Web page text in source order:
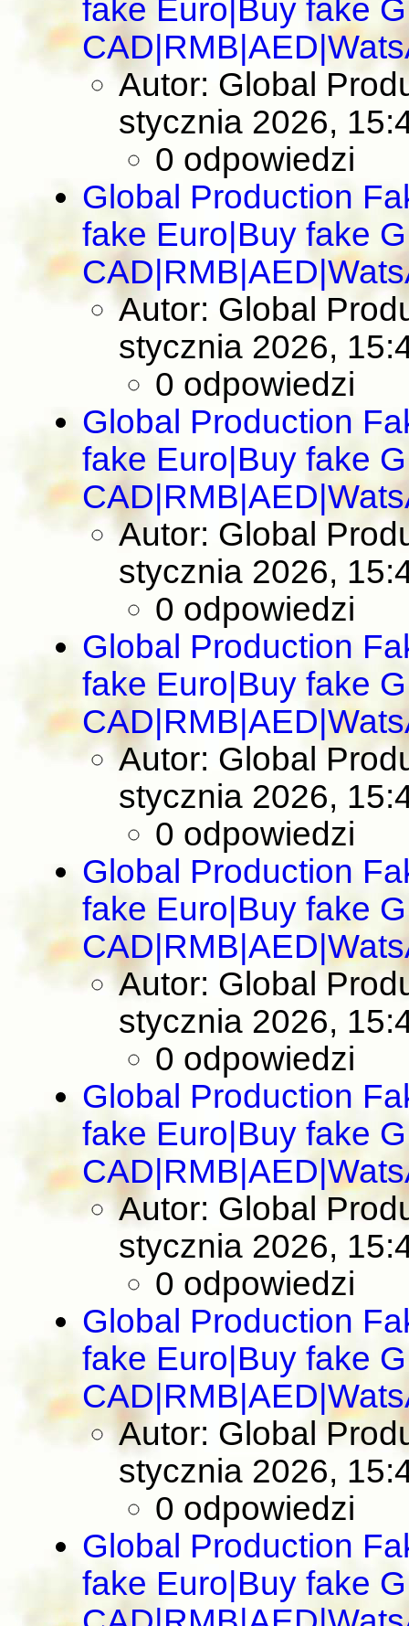
fake Euro|Buy fake
Autor: Global
stycznia 2026,
0 odpowiedzi
Global Production
fake Euro|Buy fake
Autor: Global
stycznia 2026,
0 odpowiedzi
Global Production
fake Euro|Buy fake
Autor: Global
stycznia 2026,
0 odpowiedzi
Global Production
fake Euro|Buy fake
Autor: Global
stycznia 2026,
0 odpowiedzi
Global Production
fake Euro|Buy fake
Autor: Global
stycznia 2026,
0 odpowiedzi
Global Production
fake Euro|Buy fake
Autor: Global
stycznia 2026,
0 odpowiedzi
Global Production
fake Euro|Buy fake
Autor: Global
stycznia 2026,
0 odpowiedzi
Global Production
fake Euro|Buy fake